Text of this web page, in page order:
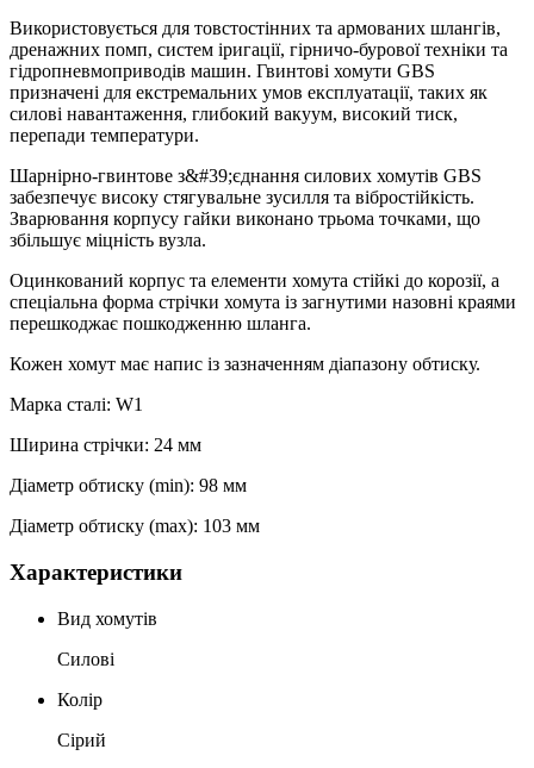
Використовується для товстостінних та армованих шлангів,
дренажних помп, систем іригації, гірничо-бурової техніки та
гідропневмоприводів машин. Гвинтові хомути GBS
призначені для екстремальних умов експлуатації, таких як
силові навантаження, глибокий вакуум, високий тиск,
перепади температури.
Шарнірно-гвинтове з&#39;єднання силових хомутів GBS
забезпечує високу стягувальне зусилля та вібростійкість.
Зварювання корпусу гайки виконано трьома точками, що
збільшує міцність вузла.
Оцинкований корпус та елементи хомута стійкі до корозії, а
спеціальна форма стрічки хомута із загнутими назовні краями
перешкоджає пошкодженню шланга.
Кожен хомут має напис із зазначенням діапазону обтиску.
Марка сталі: W1
Ширина стрічки: 24 мм
Діаметр обтиску (min): 98 мм
Діаметр обтиску (max): 103 мм
Характеристики
Вид хомутів
Силові
Колір
Сірий